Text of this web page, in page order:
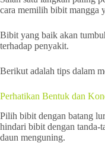
cara memilih bibit mangga
Bibit yang baik akan
terhadap penyakit.
Berikut adalah tips dalam
Perhatikan Bentuk dan
Pilih bibit dengan batang
hindari bibit dengan tanda-
daun menguning.